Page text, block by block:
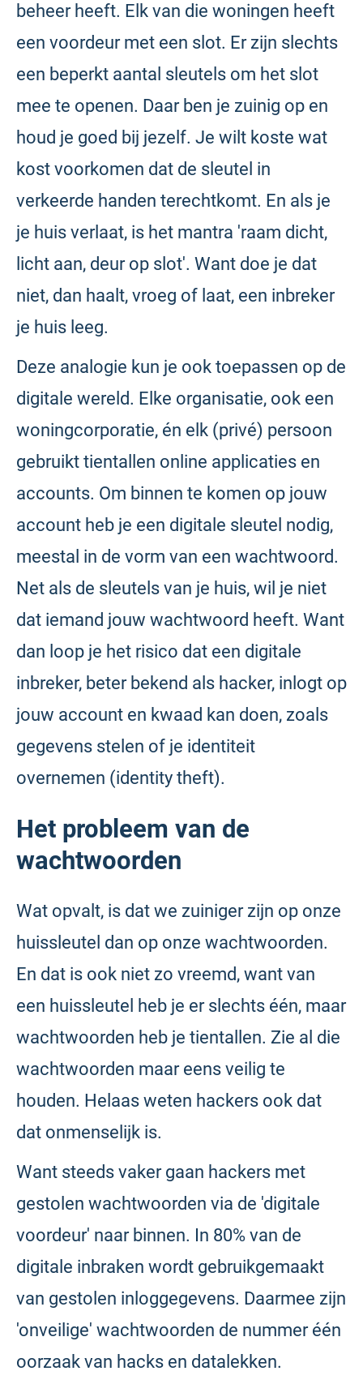
beheer heeft. Elk van die woningen heeft
een voordeur met een slot. Er zijn slechts
een beperkt aantal sleutels om het slot
mee te openen. Daar ben je zuinig op en
houd je goed bij jezelf. Je wilt koste wat
kost voorkomen dat de sleutel in
verkeerde handen terechtkomt. En als je
je huis verlaat, is het mantra 'raam dicht,
licht aan, deur op slot'. Want doe je dat
niet, dan haalt, vroeg of laat, een inbreker
je huis leeg.
Deze analogie kun je ook toepassen op de
digitale wereld. Elke organisatie, ook een
woningcorporatie, én elk (privé) persoon
gebruikt tientallen online applicaties en
accounts. Om binnen te komen op jouw
account heb je een digitale sleutel nodig,
meestal in de vorm van een wachtwoord.
Net als de sleutels van je huis, wil je niet
dat iemand jouw wachtwoord heeft. Want
dan loop je het risico dat een digitale
inbreker, beter bekend als hacker, inlogt op
jouw account en kwaad kan doen, zoals
gegevens stelen of je identiteit
overnemen (identity theft).
Het probleem van de
wachtwoorden
Wat opvalt, is dat we zuiniger zijn op onze
huissleutel dan op onze wachtwoorden.
En dat is ook niet zo vreemd, want van
een huissleutel heb je er slechts één, maar
wachtwoorden heb je tientallen. Zie al die
wachtwoorden maar eens veilig te
houden. Helaas weten hackers ook dat
dat onmenselijk is.
Want steeds vaker gaan hackers met
gestolen wachtwoorden via de 'digitale
voordeur' naar binnen. In 80% van de
digitale inbraken wordt gebruikgemaakt
van gestolen inloggegevens. Daarmee zijn
'onveilige' wachtwoorden de nummer één
oorzaak van hacks en datalekken.